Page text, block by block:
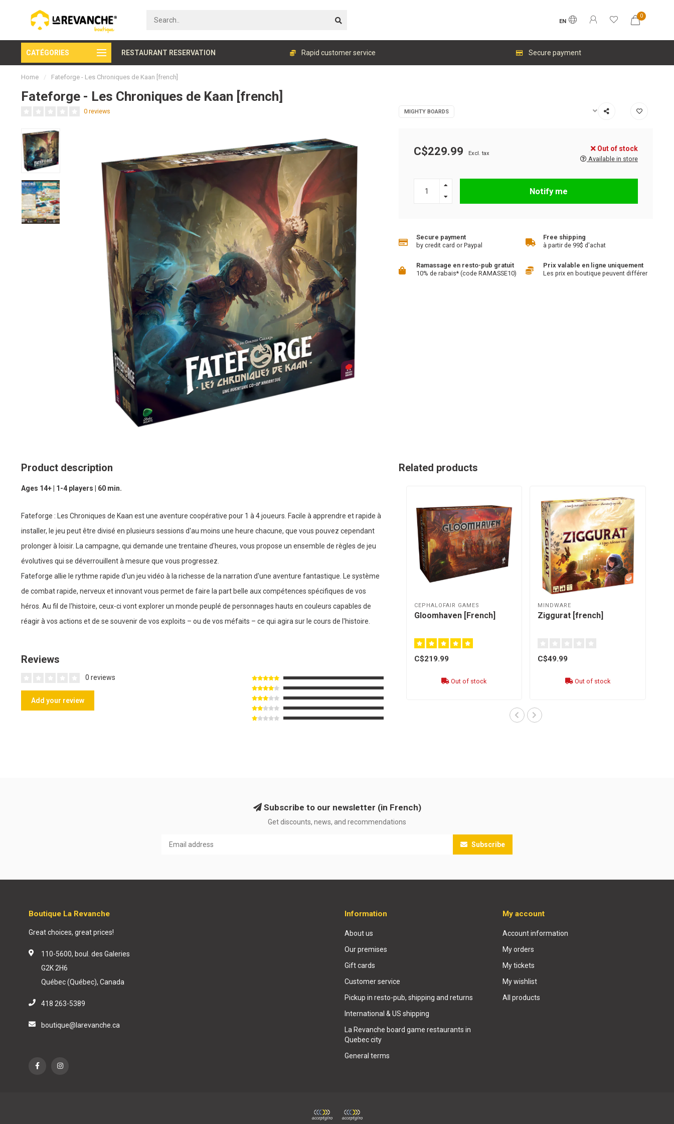
EN
0
CATÉGORIES RESTAURANT RESERVATION
Secure payment Rapid customer service Secure payment
Home / Fateforge - Les Chroniques de Kaan [french]
Fateforge - Les Chroniques de Kaan [french]
0 reviews MIGHTY BOARDS
C$229.99 Excl. tax
Out of stock
Available in store
Notify me
Secure payment
by credit card or Paypal
Free shipping
à partir de 99$ d'achat
Ramassage en resto-pub gratuit
10% de rabais* (code RAMASSE10)
Prix valable en ligne uniquement
Les prix en boutique peuvent différer
Product description
Ages 14+ | 1-4 players | 60 min.
Fateforge : Les Chroniques de Kaan est une aventure coopérative pour 1 à 4 joueurs. Facile à apprendre et rapide à
installer, le jeu peut être divisé en plusieurs sessions d'au moins une heure chacune, que vous pouvez cependant
prolonger à loisir. La campagne, qui demande une trentaine d'heures, vous propose un ensemble de règles de jeu
évolutives qui se déverrouillent à mesure que vous progressez.
Fateforge allie le rythme rapide d'un jeu vidéo à la richesse de la narration d'une aventure fantastique. Le système
de combat rapide, nerveux et innovant vous permet de faire la part belle aux compétences spécifiques de vos
héros. Au fil de l'histoire, ceux-ci vont explorer un monde peuplé de personnages hauts en couleurs capables de
réagir à vos actions et de se souvenir de vos exploits – ou de vos méfaits – ce qui agira sur le cours de l'histoire.
Reviews
0 reviews
Add your review
Related products
CEPHALOFAIR GAMES
Gloomhaven [French]
C$219.99
Out of stock
MINDWARE
Ziggurat [french]
C$49.99
Out of stock
Subscribe to our newsletter (in French)
Get discounts, news, and recommendations
Subscribe
Boutique La Revanche
Great choices, great prices!
110-5600, boul. des Galeries
G2K 2H6
Québec (Québec), Canada
418 263-5389
boutique@larevanche.ca
Information
About us
Our premises
Gift cards
Customer service
Pickup in resto-pub, shipping and returns
International & US shipping
La Revanche board game restaurants in
Quebec city
General terms
My account
Account information
My orders
My tickets
My wishlist
All products